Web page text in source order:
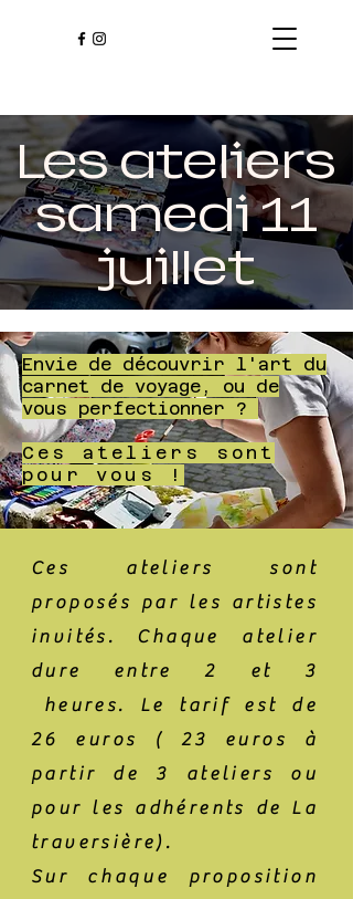
Les ateliers
samedi 11
juillet
Envie de découvrir l'art du
carnet de voyage, ou de
vous perfectionner ?
Ces ateliers sont
pour vous !
Ces ateliers sont
proposés par les artistes
invités. Chaque atelier
dure entre 2 et 3
heures. Le tarif est de
26 euros ( 23 euros à
partir de 3 ateliers ou
pour les adhérents de La
traversière).
Sur chaque
proposition